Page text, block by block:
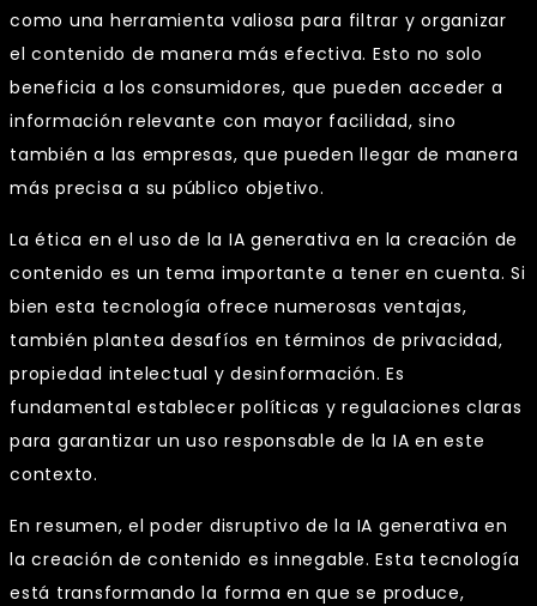
como una herramienta valiosa para filtrar y organizar
el contenido de manera más efectiva. Esto no solo
beneficia a los consumidores, que pueden acceder a
información relevante con mayor facilidad, sino
también a las empresas, que pueden llegar de manera
más precisa a su público objetivo.
La ética en el uso de la IA generativa en la creación de
contenido es un tema importante a tener en cuenta. Si
bien esta tecnología ofrece numerosas ventajas,
también plantea desafíos en términos de privacidad,
propiedad intelectual y desinformación. Es
fundamental establecer políticas y regulaciones claras
para garantizar un uso responsable de la IA en este
contexto.
En resumen, el poder disruptivo de la IA generativa en
la creación de contenido es innegable. Esta tecnología
está transformando la forma en que se produce,